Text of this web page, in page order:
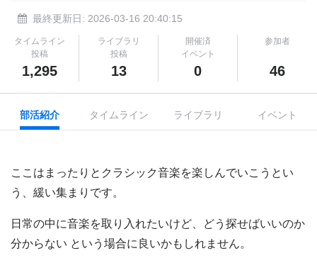
最終更新日: 2026-03-16 20:40:15
タイムライン
投稿
1,295
ライブラリ
投稿
13
開催済
イベント
0
参加者
46
部活紹介 タイムライン ライブラリ イベント
ここはまったりとクラシック音楽を楽しんでいこうとい
う、緩い集まりです。
日常の中に音楽を取り入れたいけど、どう探せばいいのか
分からない という場合に良いかもしれません。